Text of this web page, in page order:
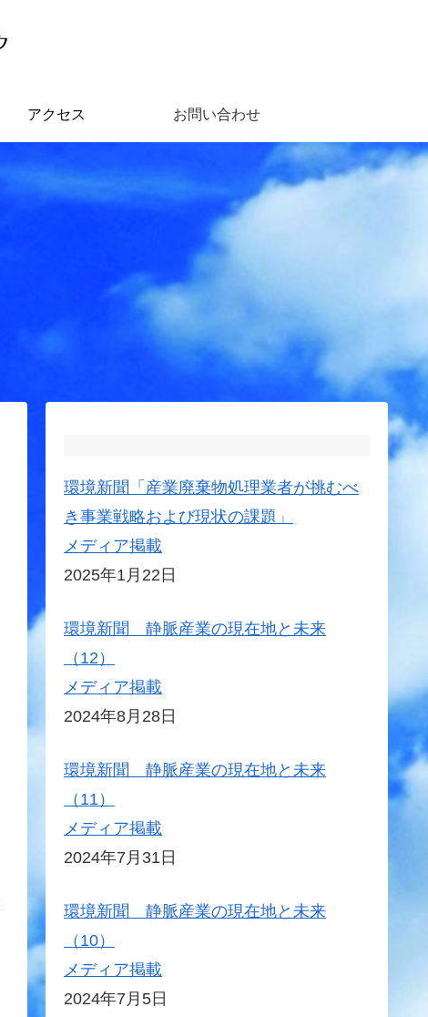
アクセス お問い合わせ
環境新聞「産業廃棄物処理業者が挑むべ
き事業戦略および現状の課題」
メディア掲載
2025年1月22日
環境新聞 静脈産業の現在地と未来
（12）
メディア掲載
2024年8月28日
環境新聞 静脈産業の現在地と未来
（11）
メディア掲載
2024年7月31日
環境新聞 静脈産業の現在地と未来
（10）
メディア掲載
2024年7月5日